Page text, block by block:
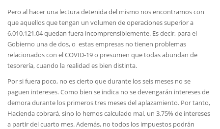
Pero al hacer una lectura detenida del mismo nos encontramos con
que aquellos que tengan un volumen de operaciones superior a
6.010.121,04 quedan fuera incomprensiblemente. Es decir, para el
Gobierno una de dos, o estas empresas no tienen problemas
relacionados con el COVID-19 o presumen que todas abundan de
tesorería, cuando la realidad es bien distinta.
Por si fuera poco, no es cierto que durante los seis meses no se
paguen intereses. Como bien se indica no se devengarán intereses de
demora durante los primeros tres meses del aplazamiento. Por tanto,
Hacienda cobrará, sino lo hemos calculado mal, un 3,75% de intereses
a partir del cuarto mes. Además, no todos los impuestos podrán